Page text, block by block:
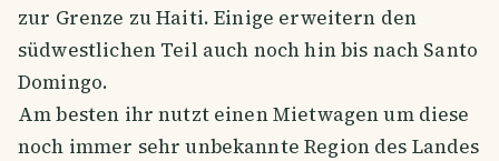
zur Grenze zu Haiti. Einige erweitern den
südwestlichen Teil auch noch hin bis nach Santo
Domingo.
Am besten ihr nutzt einen Mietwagen um diese
noch immer sehr unbekannte Region des Landes